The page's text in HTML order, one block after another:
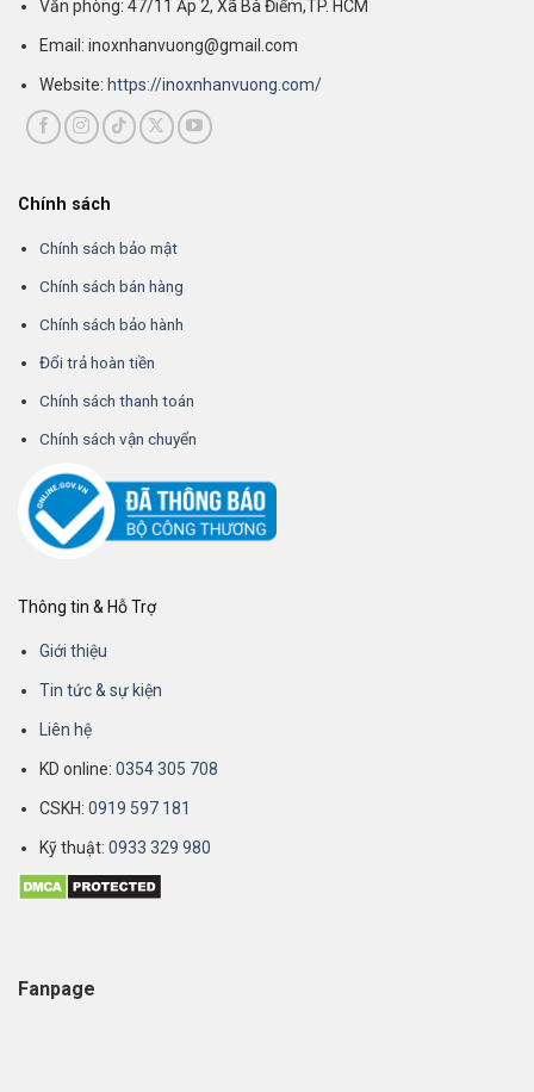
Văn phòng: 47/11 Ấp 2, Xã Bà Điểm,TP. HCM
Email: inoxnhanvuong@gmail.com
Website:https://inoxnhanvuong.com/
Chính sách
Chính sách bảo mật
Chính sách bán hàng
Chính sách bảo hành
Đổi trả hoàn tiền
Chính sách thanh toán
Chính sách vận chuyển
Thông tin & Hỗ Trợ
Giới thiệu
Tin tức & sự kiện
Liên hệ
KD online:0354 305 708
CSKH: 0919 597 181
Kỹ thuật:0933 329 980
Fanpage